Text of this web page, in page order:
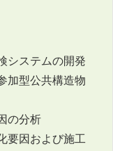
システムの開発
加型公共構造物
の分析
要因および施工